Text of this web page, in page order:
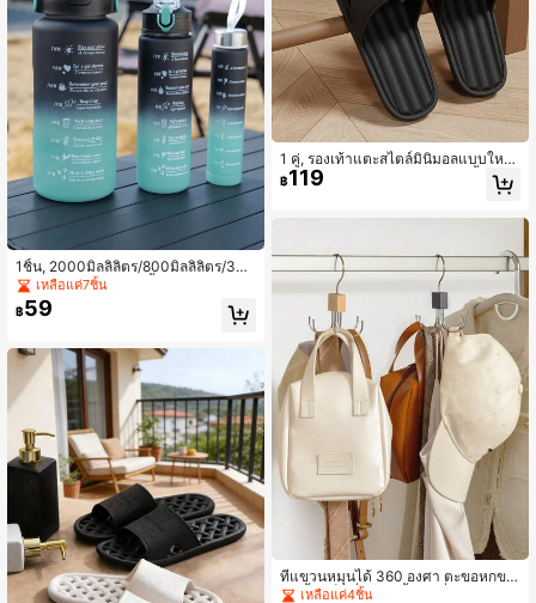
1ชิ้น, 2000มิลลิลิตร/800มิลลิลิตร/300
มิลลิลิตรไล่โทนสีขวดน้ำกีฬากลางแจ้
ง,ถ้วยฟางแบบพกพา
เหลือแค่7ชิ้น
฿59
1 คู่, รองเท้าแตะสไตล์มินิมอลแบบใหม่
ใช้ได้ทุกฤดู สำหรับในบ้าน ห้องน้ำ ห้อง
อาบน้ำ พื้น EVA นุ่ม กันลื่น
฿119
ที่แขวนหมุนได้ 360 องศา ตะขอหกขา
ไม้เนื้อแข็ง ที่แขวนเสื้อผ้า ที่จัดระเบียบ
เหลือแค่4ชิ้น